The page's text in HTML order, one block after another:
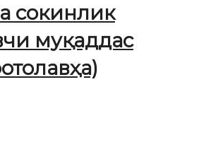
сокинлик
муқаддас